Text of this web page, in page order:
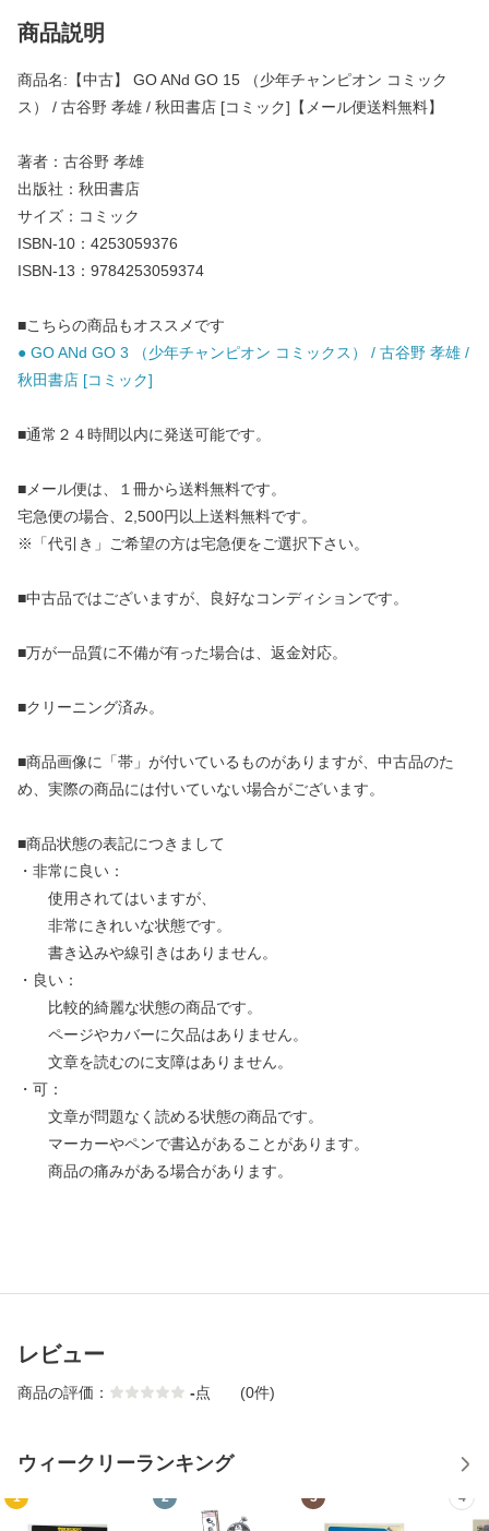
商品説明
商品名:【中古】 GO ANd GO 15 （少年チャンピオン コミック
ス） / 古谷野 孝雄 / 秋田書店 [コミック]【メール便送料無料】
著者：古谷野 孝雄
出版社：秋田書店
サイズ：コミック
ISBN-10：4253059376
ISBN-13：9784253059374
■こちらの商品もオススメです
● GO ANd GO 3 （少年チャンピオン コミックス） / 古谷野 孝雄 /
秋田書店 [コミック]
■通常２４時間以内に発送可能です。
■メール便は、１冊から送料無料です。
宅急便の場合、2,500円以上送料無料です。
※「代引き」ご希望の方は宅急便をご選択下さい。
■中古品ではございますが、良好なコンディションです。
■万が一品質に不備が有った場合は、返金対応。
■クリーニング済み。
■商品画像に「帯」が付いているものがありますが、中古品のた
め、実際の商品には付いていない場合がございます。
■商品状態の表記につきまして
・非常に良い：
使用されてはいますが、
非常にきれいな状態です。
書き込みや線引きはありません。
・良い：
比較的綺麗な状態の商品です。
ページやカバーに欠品はありません。
文章を読むのに支障はありません。
・可：
文章が問題なく読める状態の商品です。
マーカーやペンで書込があることがあります。
商品の痛みがある場合があります。
レビュー
商品の評価： -点 (0件)
ウィークリーランキング
1 2 3 4